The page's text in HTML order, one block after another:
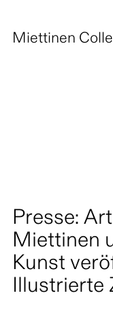
Miettinen
Menu
Presse:
Miettinen
Kunst
Illustrierte